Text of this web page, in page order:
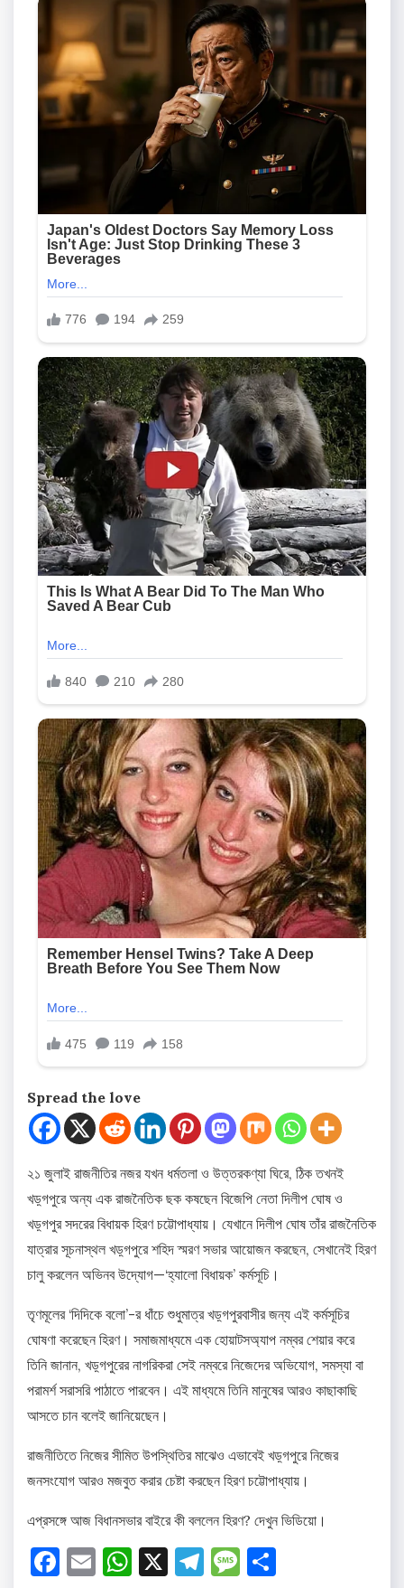
Spread the love
২১ জুলাই রাজনীতির নজর যখন ধর্মতলা ও উত্তরকণ্যা ঘিরে, ঠিক তখনই
খড়্গপুরে অন্য এক রাজনৈতিক ছক কষছেন বিজেপি নেতা দিলীপ ঘোষ ও
খড়্গপুর সদরের বিধায়ক হিরণ চট্টোপাধ্যায়। যেখানে দিলীপ ঘোষ তাঁর রাজনৈতিক
যাত্রার সূচনাস্থল খড়্গপুরে শহিদ স্মরণ সভার আয়োজন করছেন, সেখানেই হিরণ
চালু করলেন অভিনব উদ্যোগ—‘হ্যালো বিধায়ক’ কর্মসূচি।
তৃণমূলের ‘দিদিকে বলো’-র ধাঁচে শুধুমাত্র খড়্গপুরবাসীর জন্য এই কর্মসূচির
ঘোষণা করেছেন হিরণ। সমাজমাধ্যমে এক হোয়াটসঅ্যাপ নম্বর শেয়ার করে
তিনি জানান, খড়্গপুরের নাগরিকরা সেই নম্বরে নিজেদের অভিযোগ, সমস্যা বা
পরামর্শ সরাসরি পাঠাতে পারবেন। এই মাধ্যমে তিনি মানুষের আরও কাছাকাছি
আসতে চান বলেই জানিয়েছেন।
রাজনীতিতে নিজের সীমিত উপস্থিতির মাঝেও এভাবেই খড়্গপুরে নিজের
জনসংযোগ আরও মজবুত করার চেষ্টা করছেন হিরণ চট্টোপাধ্যায়।
এপ্রসঙ্গে আজ বিধানসভার বাইরে কী বললেন হিরণ? দেখুন ভিডিয়ো।
Facebook
EmailWhatsApp
X Telegram
Message